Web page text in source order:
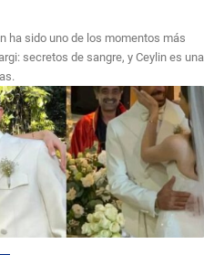
ha sido uno de los momentos más
secretos de sangre, y Ceylin es una